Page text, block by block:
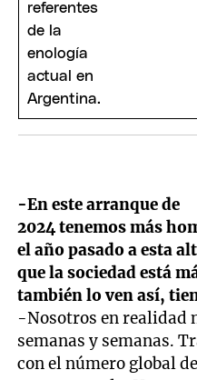
-En este arranque de
2024 tenemos más
el año pasado a esta
que la sociedad está
también lo ven así,
-Nosotros en realidad
semanas y semanas.
con el número global